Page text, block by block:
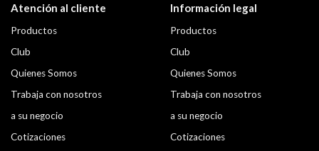
Atención al cliente
Productos
Club
Quienes Somos
Trabaja con nosotros
a su negocio
Cotizaciones
Información legal
Productos
Club
Quienes Somos
Trabaja con nosotros
a su negocio
Cotizaciones